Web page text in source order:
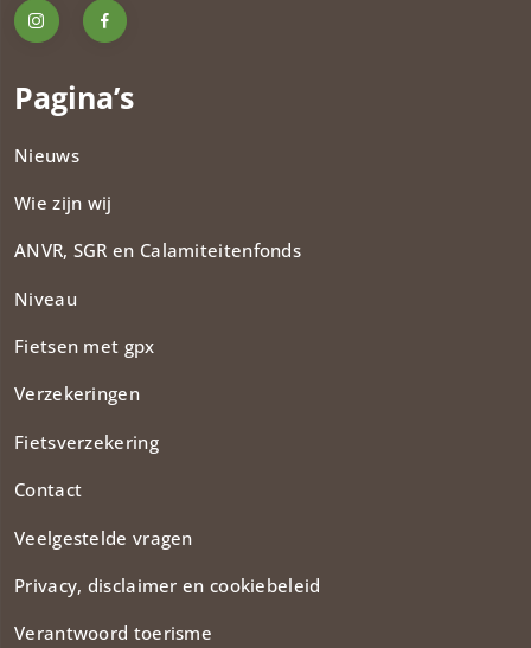
Pagina’s
Nieuws
Wie zijn wij
ANVR, SGR en Calamiteitenfonds​
Niveau
Fietsen met gpx
Verzekeringen
Fietsverzekering
Contact
Veelgestelde vragen
Privacy, disclaimer en cookiebeleid
Verantwoord toerisme